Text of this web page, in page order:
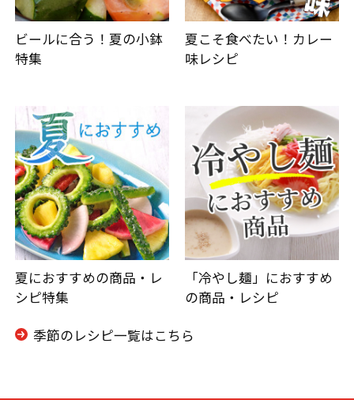
ビールに合う！夏の小鉢
特集
夏こそ食べたい！カレー
味レシピ
夏におすすめの商品・レ
シピ特集
「冷やし麺」におすすめ
の商品・レシピ
季節のレシピ一覧はこちら